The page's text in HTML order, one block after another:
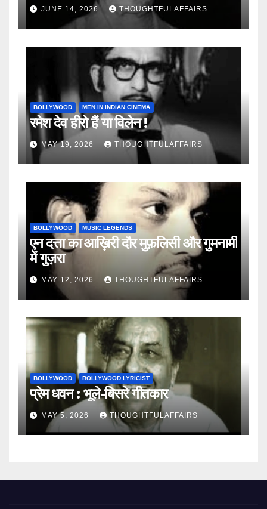
JUNE 14, 2026 THOUGHTFULAFFAIRS
BOLLYWOOD MEN IN INDIAN CINEMA
रमेश देव हीरो हैं या विलेन !
MAY 19, 2026 THOUGHTFULAFFAIRS
BOLLYWOOD MUSIC LEGENDS
एन दत्ता का आख़िरी दौर मुफ़लिसी और गुमनामी
में गुज़रा
MAY 12, 2026 THOUGHTFULAFFAIRS
BOLLYWOOD BOLLYWOOD LYRICIST
प्रेम धवन : भूले-बिसरे गीतकार
MAY 5, 2026 THOUGHTFULAFFAIRS